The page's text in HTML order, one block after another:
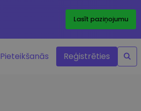
Lasīt paziņojumu
Pieteikšanās Reģistrēties